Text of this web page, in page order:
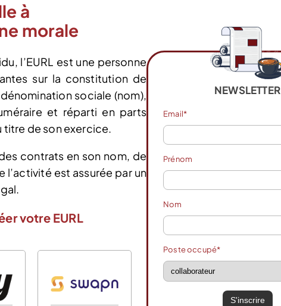
à
morale
l’EURL est une personne
sur la constitution de
sociale (nom),
et réparti en parts
titre de son exercice.
contrats en son nom, de
est assurée par un
votre EURL
NEWSLETTER
Email*
Prénom
Nom
Poste occupé*